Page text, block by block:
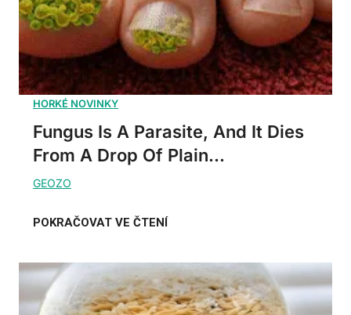
Fungus Is A Parasite, And It Dies
From A Drop Of Plain...